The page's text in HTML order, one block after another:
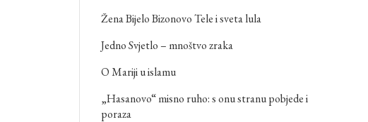
Žena Bijelo Bizonovo Tele i sveta lula
Jedno Svjetlo – mnoštvo zraka
O Mariji u islamu
„Hasanovo“ misno ruho: s onu stranu pobjede i
poraza